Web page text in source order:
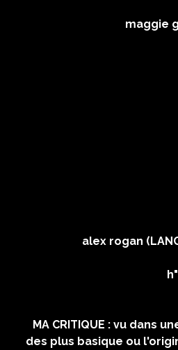
maggie
alex rogan
MA CRITIQUE : vu dans
des plus basique ou